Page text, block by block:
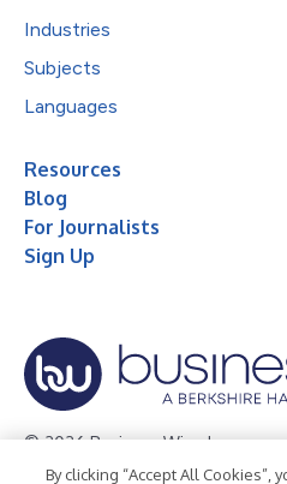
Industries
Subjects
Languages
Resources
Blog
For Journalists
Sign Up
© 2026 Business Wire, Inc.
By clicking “Accept All Cookies”,